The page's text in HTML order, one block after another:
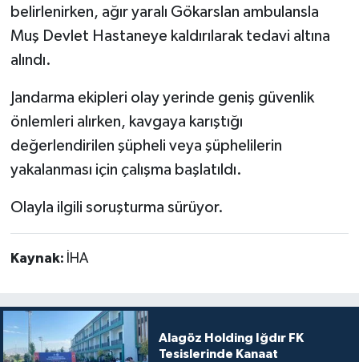
belirlenirken, ağır yaralı Gökarslan ambulansla
Muş Devlet Hastaneye kaldırılarak tedavi altına
alındı.
Jandarma ekipleri olay yerinde geniş güvenlik
önlemleri alırken, kavgaya karıştığı
değerlendirilen şüpheli veya şüphelilerin
yakalanması için çalışma başlatıldı.
Olayla ilgili soruşturma sürüyor.
Kaynak: İHA
Alagöz Holding Iğdır FK
Tesislerinde Kanaat